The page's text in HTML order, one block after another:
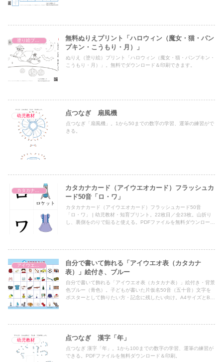
塗り絵プリント
無料ぬりえプリント「ハロウィン（魔女・猫・パン
プキン・こうもり・月）」
ぬりえ（塗り絵）プリント「ハロウィン（魔女・猫・パンプキン・
こうもり・月）」。無料でダウンロード＆印刷できます。
幼児教材 点つなぎ 扇風機
点つなぎ「扇風機」。1から50までの数字の学習、運筆の練習がで
きる。
カタカナカード（アイウエオカード）フラッシュカ
ード50音「ロ・ワ」
カタカナカード（アイウエオカード）フラッシュカード50音
「ロ・ワ」 | 幼児教材・知育プリント。22枚目／全23枚。山折り
し、裏側をのりで貼ると使える。PDFファイルを無料ダウンロード
自分で書いて飾れる「アイウエオ表（カタカナ
表）」絵付き、ブルー
自分で書いて飾れる「アイウエオ表（カタカナ表）」絵付き・背景
色ブルー（青色）。子どもが書いた片仮名50音（五十音）文字を
ポスターとして飾りたい方・記念に残したい向け。A4サイズとB4
幼児教材 点つなぎ 漢字「年」
点つなぎ 漢字「年」。1から100までの数字の学習、運筆の練習が
できる。PDFファイルを無料ダウンロード＆印刷。